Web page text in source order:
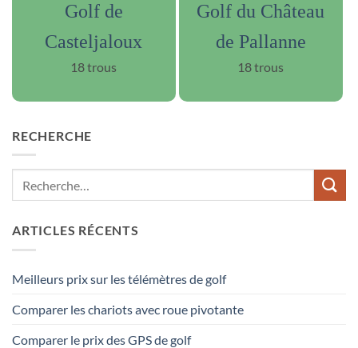
Golf de
Casteljaloux
18 trous
Golf du Château
de Pallanne
18 trous
RECHERCHE
ARTICLES RÉCENTS
Meilleurs prix sur les télémètres de golf
Comparer les chariots avec roue pivotante
Comparer le prix des GPS de golf